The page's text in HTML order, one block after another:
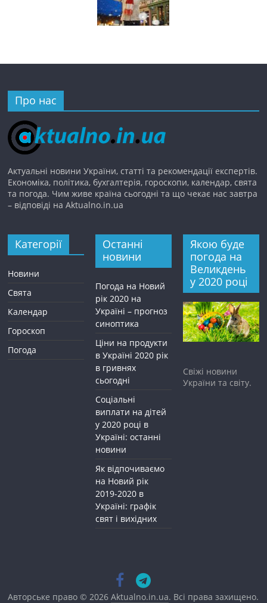
Про нас
Актуальні новини України, статті та рекомендації експертів.
Економіка, політика, бухгалтерія, гороскопи, календар, свята
та погода. Чим живе країна сьогодні та що чекає нас завтра
– відповіді на Aktualno.in.ua
Категорії
Новини
Свята
Календар
Гороскоп
Погода
Останні
новини
Погода на Новий
рік 2020 на
Україні – прогноз
синоптика
Ціни на продукти
в Україні 2020 рік
в гривнях
сьогодні
Соціальні
виплати на дітей
у 2020 році в
Україні: останні
новини
Як відпочиваємо
на Новий рік
2019-2020 в
Україні: графік
свят і вихідних
Якою буде
погода на
Великдень
у 2020 році
Свіжі новини
України та світу.
Авторське право © 2026Aktualno.in.ua. Всі права захищено.